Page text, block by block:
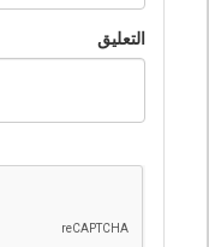
التعليق